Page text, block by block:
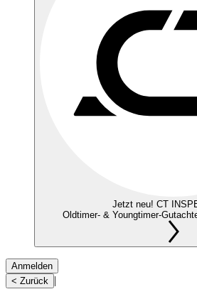
Jetzt neu! CT
Oldtimer- & Youngtimer-
Anmelden
< Zurück |